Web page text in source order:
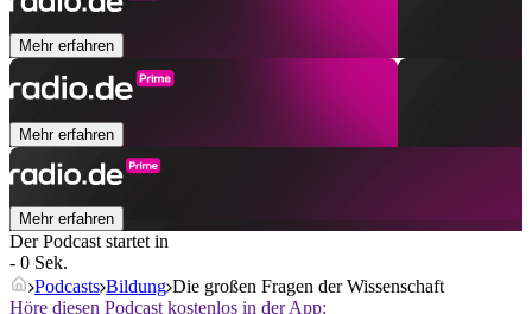
Mehr erfahren
Mehr erfahren
Mehr erfahren
Der Podcast startet in
- 0 Sek.
Podcasts Bildung Die großen Fragen der Wissenschaft
Höre diesen Podcast kostenlos in der App: